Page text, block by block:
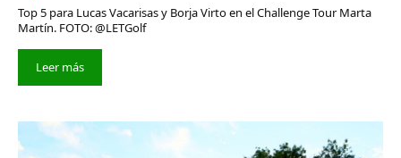
Top 5 para Lucas Vacarisas y Borja Virto en el Challenge Tour Marta
Martín. FOTO: @LETGolf
Leer más